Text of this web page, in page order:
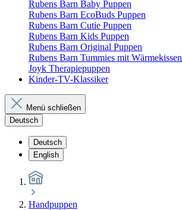
Rubens Barn Baby Puppen
Rubens Barn EcoBuds Puppen
Rubens Barn Cutie Puppen
Rubens Barn Kids Puppen
Rubens Barn Original Puppen
Rubens Barn Tummies mit Wärmekissen
Joyk Therapiepuppen
Kinder-TV-Klassiker
Menü schließen
Deutsch
Deutsch
English
Handpuppen